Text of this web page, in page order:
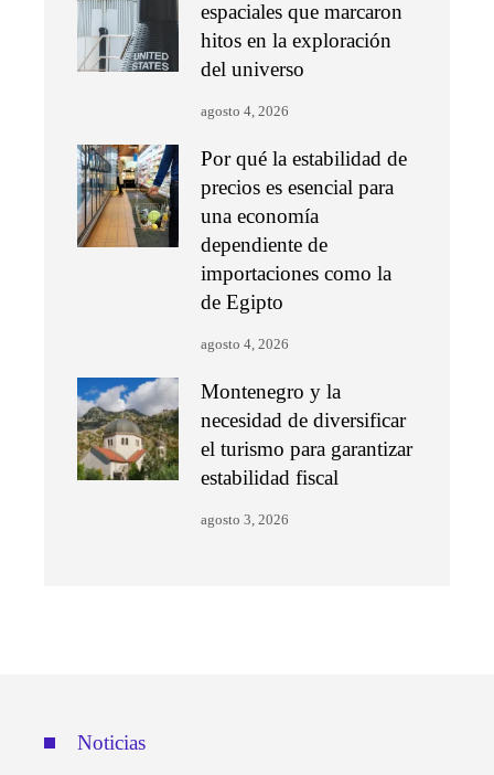
espaciales que marcaron
hitos en la exploración
del universo
agosto 4, 2026
Por qué la estabilidad de
precios es esencial para
una economía
dependiente de
importaciones como la
de Egipto
agosto 4, 2026
Montenegro y la
necesidad de diversificar
el turismo para garantizar
estabilidad fiscal
agosto 3, 2026
Noticias